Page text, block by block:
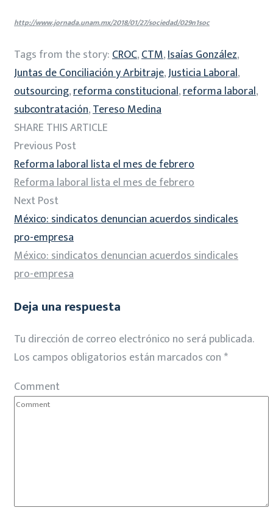
http://www.jornada.unam.mx/2018/01/27/sociedad/029n1soc
Tags from the story:CROC,CTM,Isaías González,
Juntas de Conciliación y Arbitraje,Justicia Laboral,
outsourcing,reforma constitucional,reforma laboral,
subcontratación,Tereso Medina
SHARE THIS ARTICLE
Previous Post
Reforma laboral lista el mes de febrero
Reforma laboral lista el mes de febrero
Next Post
México: sindicatos denuncian acuerdos sindicales
pro-empresa
México: sindicatos denuncian acuerdos sindicales
pro-empresa
Deja una respuesta
Tu dirección de correo electrónico no será publicada.
Los campos obligatorios están marcados con *
Comment